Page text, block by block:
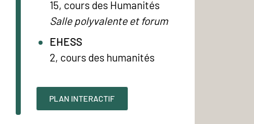
15, cours des Humanités
Salle polyvalente et forum
EHESS
2, cours des humanités
PLAN INTERACTIF